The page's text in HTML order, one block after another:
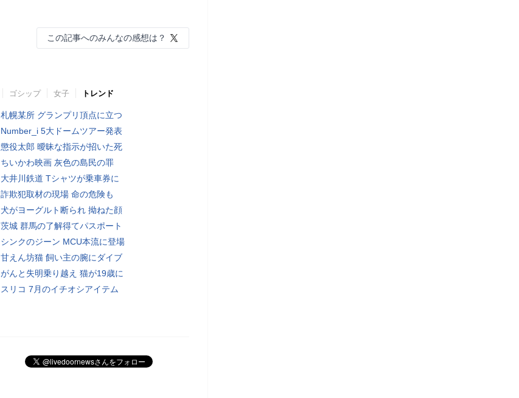
この記事へのみんなの感想は？
ゴシップ 女子 トレンド
札幌某所 グランプリ頂点に立つ
Number_i 5大ドームツアー発表
懲役太郎 曖昧な指示が招いた死
ちいかわ映画 灰色の島民の罪
大井川鉄道 Tシャツが乗車券に
詐欺犯取材の現場 命の危険も
犬がヨーグルト断られ 拗ねた顔
茨城 群馬の了解得てパスポート
シンクのジーン MCU本流に登場
甘えん坊猫 飼い主の腕にダイブ
がんと失明乗り越え 猫が19歳に
スリコ 7月のイチオシアイテム